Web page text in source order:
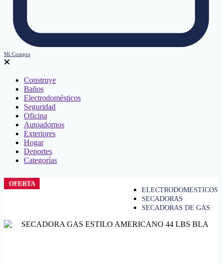
Mi Compra
Construye
Baños
Electrodomésticos
Seguridad
Oficina
Autoadornos
Exteriores
Hogar
Deportes
Categorías
ELECTRODOMESTICOS
SECADORAS
SECADORAS DE GAS
OFERTA